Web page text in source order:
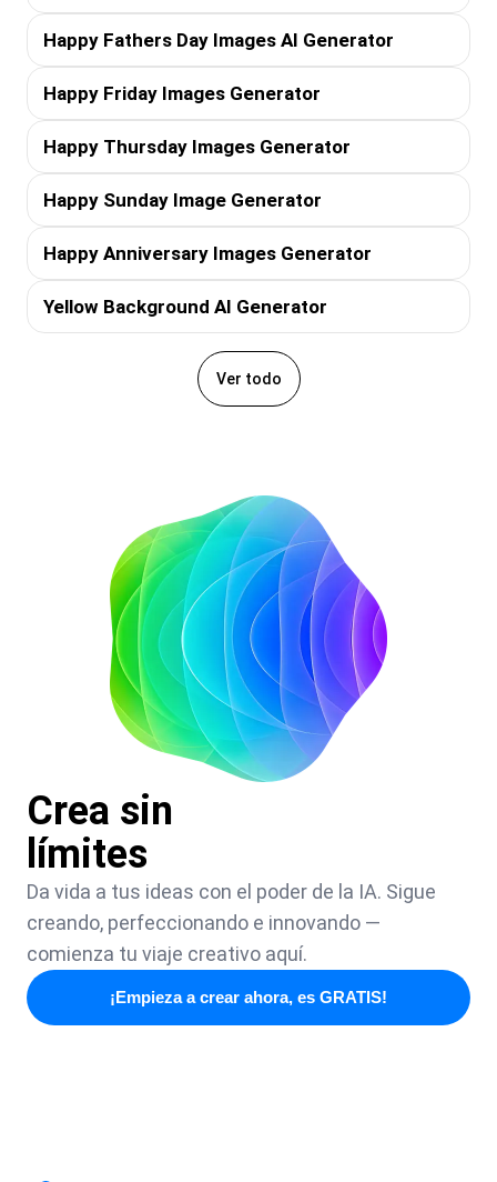
Happy Fathers Day Images AI Generator
Happy Friday Images Generator
Happy Thursday Images Generator
Happy Sunday Image Generator
Happy Anniversary Images Generator
Yellow Background AI Generator
Ver todo
Crea sin
límites
Da vida a tus ideas con el poder de la IA. Sigue
creando, perfeccionando e innovando —
comienza tu viaje creativo aquí.
¡Empieza a crear ahora, es GRATIS!